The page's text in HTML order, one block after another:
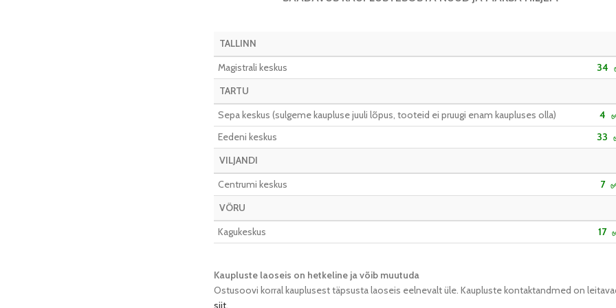
TALLINN
Magistrali keskus
34
TARTU
Sepa keskus (sulgeme kaupluse juuli lõpus, tooteid ei pruugi enam kaupluses olla)
4
Eedeni keskus 33
VILJANDI
Centrumi keskus
7
VÕRU
Kagukeskus
17
Kaupluste laoseis on hetkeline ja võib muutuda​
Ostusoovi korral kauplusest täpsusta laoseis eelnevalt üle. Kaupluste kontaktandmed on
siit.